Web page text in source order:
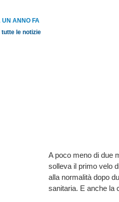
ANNO FA
tutte le notizie
A poco meno di due
solleva il primo velo
alla normalità dopo
sanitaria. E anche la